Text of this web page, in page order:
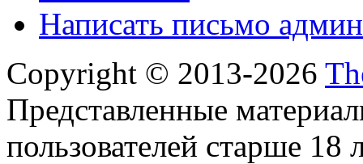
Написать письмо
Copyright © 2013-2026
Представленные
пользователей старше 18